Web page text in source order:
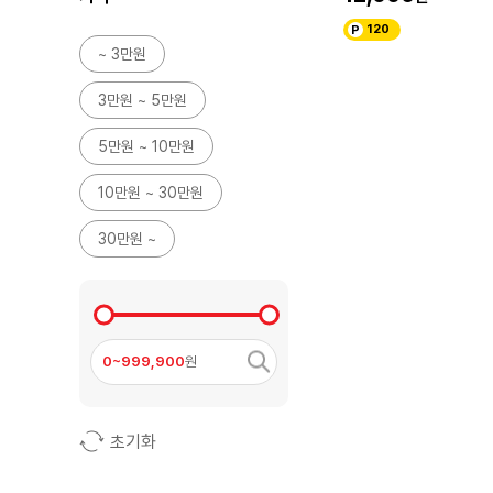
~ 3만원
3만원 ~ 5만원
5만원 ~ 10만원
10만원 ~ 30만원
30만원 ~
0~999,900원
초기화
120